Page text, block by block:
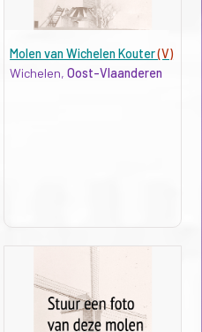
Molen van Wichelen Kouter(V)
Wichelen,Oost-Vlaanderen